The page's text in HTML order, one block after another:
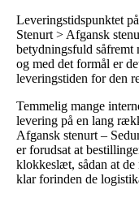
Leveringstidspunktet
Stenurt > Afgansk
betydningsfuld såfremt
og med det formål er
leveringstiden for den
Temmelig mange
levering på en lang
Afgansk stenurt –
er forudsat at
klokkeslæt, sådan at de
klar forinden de